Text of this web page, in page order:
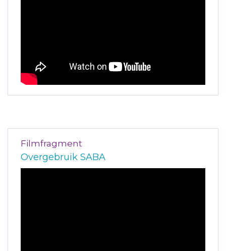
Filmfragment
Overgebruik SABA